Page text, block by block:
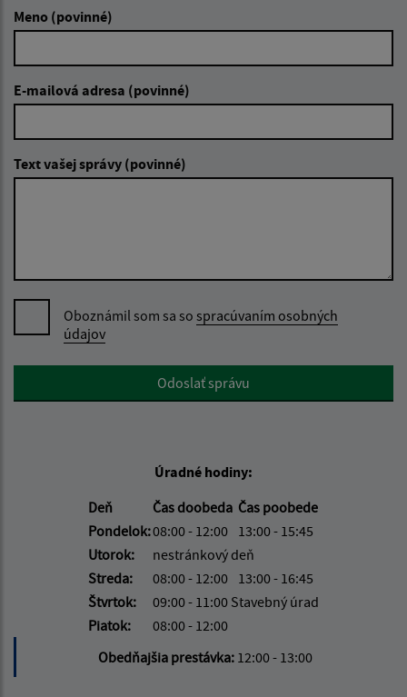
Meno (povinné)
E-mailová adresa (povinné)
Text vašej správy (povinné)
Oboznámil som sa so spracúvaním osobných
údajov
Google reCaptcha ResponseOdoslať správu
Úradné hodiny:
Deň
Čas doobeda Čas poobede
Pondelok:08:00 - 12:00 13:00 - 15:45
Utorok:
nestránkový deň
Streda:
08:00 - 12:00 13:00 - 16:45
Štvrtok:
09:00 - 11:00 Stavebný úrad
Piatok:
08:00 - 12:00
Obedňajšia prestávka: 12:00 - 13:00